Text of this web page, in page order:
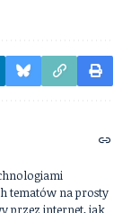
tematów na prosty
przez internet, jak